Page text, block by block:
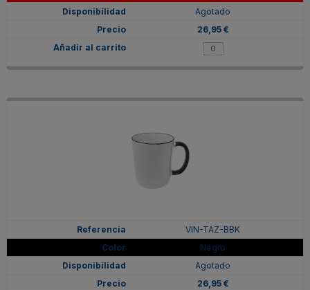
Agotado
26,95 €
VIN-TAZ-BBK
Negro
Agotado
26,95 €